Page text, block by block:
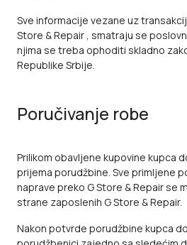
Sve informacije vezane uz
Store & Repair , smatraju se
njima se treba ophoditi skladno
Republike Srbije.
Poručivanje robe
Prilikom obavljene kupovine kupca
prijema porudžbine. Sve primljene
naprave preko G Store & Repair se
strane zaposlenih G Store & Repair.
Nakon potvrde porudžbine kupca